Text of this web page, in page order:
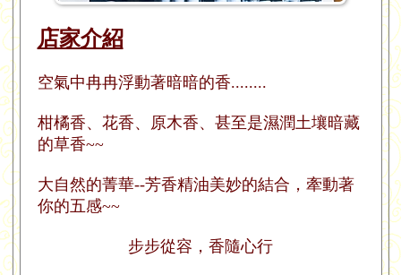
店家介紹
空氣中冉冉浮動著暗暗的香........
柑橘香、花香、原木香、甚至是濕潤土壤暗藏
的草香~~
大自然的菁華--芳香精油美妙的結合，牽動著
你的五感~~
步步從容，香隨心行